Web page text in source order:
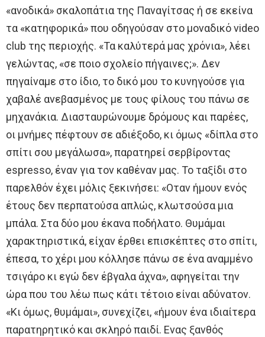
«ανοδικά» σκαλοπάτια της Παναγίτσας ή σε εκείνα
τα «κατηφορικά» που οδηγούσαν στο μοναδικό video
club της περιοχής. «Τα καλύτερά μας χρόνια», λέει
γελώντας, «σε ποιο σχολείο πήγαινες;». Δεν
πηγαίναμε στο ίδιο, το δικό μου το κυνηγούσε για
χαβαλέ ανεβασμένος με τους φίλους του πάνω σε
μηχανάκια. Διασταυρώνουμε δρόμους και παρέες,
οι μνήμες πέφτουν σε αδιέξοδο, κι όμως «δίπλα στο
σπίτι σου μεγάλωσα», παρατηρεί σερβίροντας
espresso, έναν για τον καθέναν μας. Το ταξίδι στο
παρελθόν έχει μόλις ξεκινήσει: «Οταν ήμουν ενός
έτους δεν περπατούσα απλώς, κλωτσούσα μια
μπάλα. Στα δύο μου έκανα ποδήλατο. Θυμάμαι
χαρακτηριστικά, είχαν έρθει επισκέπτες στο σπίτι,
έπεσα, το χέρι μου κόλλησε πάνω σε ένα αναμμένο
τσιγάρο κι εγώ δεν έβγαλα άχνα», αφηγείται την
ώρα που του λέω πως κάτι τέτοιο είναι αδύνατον.
«Κι όμως, θυμάμαι», συνεχίζει, «ήμουν ένα ιδιαίτερα
παρατηρητικό και σκληρό παιδί. Ενας ξανθός